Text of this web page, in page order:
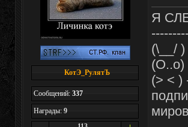
КотЭ_РулятЪ
Сообщений: 337
Награды: 9
Я
(\__/ )
(O..o)
(> < )